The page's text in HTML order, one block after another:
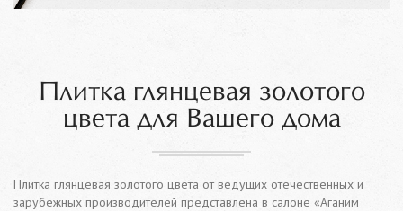
Плитка глянцевая золотого
цвета для Вашего дома
Плитка глянцевая золотого цвета от ведущих отечественных и
зарубежных производителей представлена в салоне «Аганим